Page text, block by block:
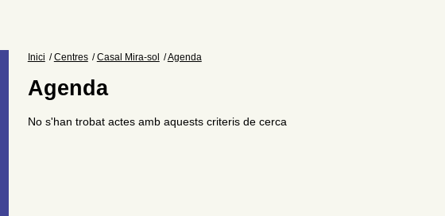
Inici Centres Casal Mira-sol Agenda
Agenda
No s'han trobat actes amb aquests criteris de cerca